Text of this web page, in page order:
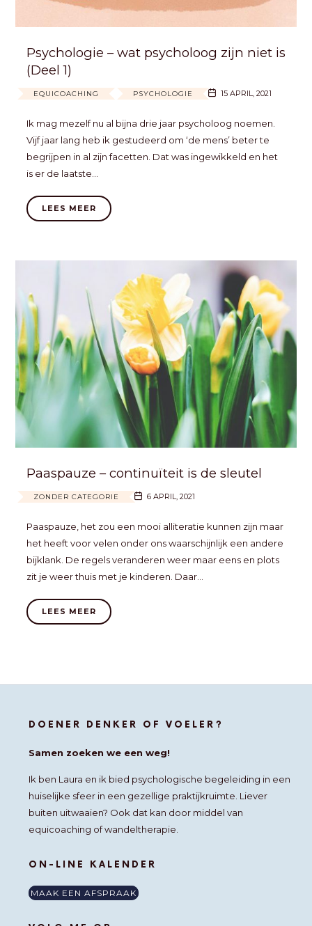
Psychologie – wat psycholoog zijn niet is
(Deel 1)
EQUICOACHING PSYCHOLOGIE 15 APRIL, 2021
Ik mag mezelf nu al bijna drie jaar psycholoog noemen.
Vijf jaar lang heb ik gestudeerd om ‘de mens’ beter te
begrijpen in al zijn facetten. Dat was ingewikkeld en het
is er de laatste…
LEES MEER
Paaspauze – continuïteit is de sleutel
ZONDER CATEGORIE 6 APRIL, 2021
Paaspauze, het zou een mooi alliteratie kunnen zijn maar
het heeft voor velen onder ons waarschijnlijk een andere
bijklank. De regels veranderen weer maar eens en plots
zit je weer thuis met je kinderen. Daar…
LEES MEER
DOENER DENKER OF VOELER?
Samen zoeken we een weg!
Ik ben Laura en ik bied psychologische begeleiding in een
huiselijke sfeer in een gezellige praktijkruimte. Liever
buiten uitwaaien? Ook dat kan door middel van
equicoaching of wandeltherapie.
ON-LINE KALENDER
MAAK EEN AFSPRAAK